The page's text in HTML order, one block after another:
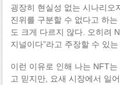
굉장히 현실성 없는 시나리오
진위를 구분할 수 없다고 하
도 크게 다르지 않다. 오히려
지널이다”라고 주장할 수 있
이런 이유로 인해 나는 NFT
고 믿지만, 요새 시장에서 일